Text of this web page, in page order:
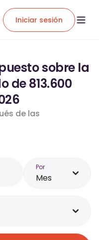
Iniciar sesión
sobre la
de 813.600
de las
Por
Mes